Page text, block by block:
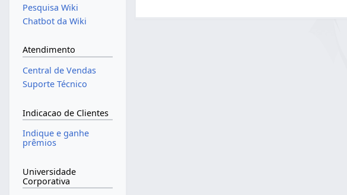
Pesquisa Wiki
Chatbot da Wiki
Atendimento
Central de Vendas
Suporte Técnico
Indicacao de Clientes
Indique e ganhe
prêmios
Universidade
Corporativa